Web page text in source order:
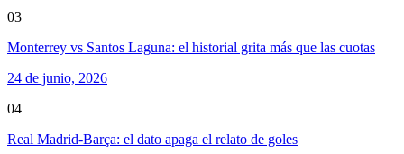
03
Monterrey vs Santos Laguna: el historial grita más que las cuotas
24 de junio, 2026
04
Real Madrid-Barça: el dato apaga el relato de goles